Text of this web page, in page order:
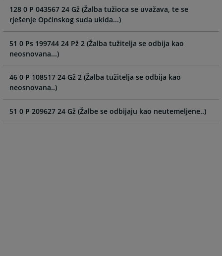
and
select
a
date.
Press
question
mark
get
and
select
a
date.
Press
question
mark
get
128 0 P 043567 24 Gž (Žalba tužioca se uvažava, te se
rješenje Općinskog suda ukida...)
51 0 Ps 199744 24 Pž 2 (Žalba tužitelja se odbija kao
neosnovana...)
46 0 P 108517 24 Gž 2 (Žalba tužitelja se odbija kao
neosnovana..)
51 0 P 209627 24 Gž (Žalbe se odbijaju kao neutemeljene..)